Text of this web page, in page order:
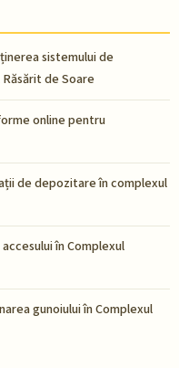
sistemului de
de Soare
online pentru
de depozitare în complexul
în Complexul
gunoiului în Complexul